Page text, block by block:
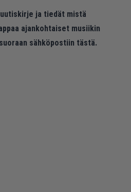
ja tiedät mistä
ajankohtaiset musiikin
sähköpostiin tästä.